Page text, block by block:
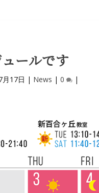
ールです
月17日 | News |0 |